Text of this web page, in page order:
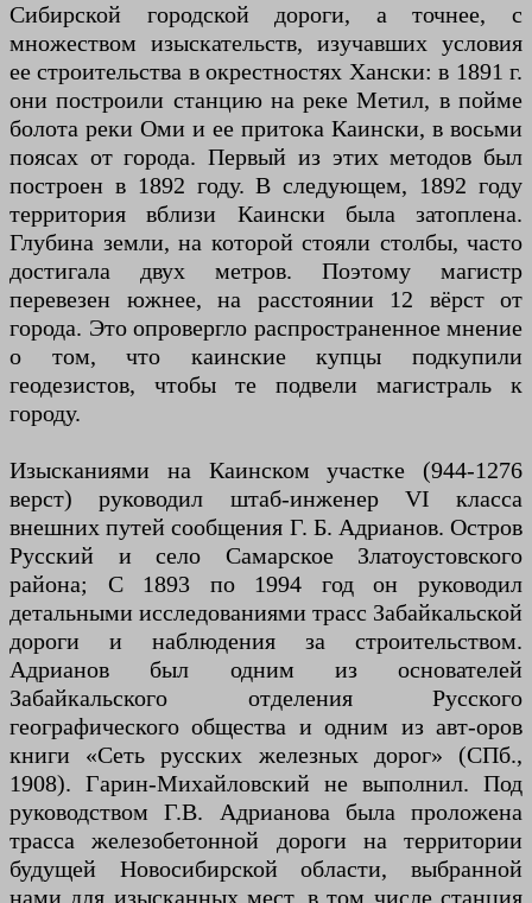
Сибирской городской дороги, а точнее, с
множеством изыскательств, изучавших условия
ее строительства в окрестностях Хански: в 1891 г.
они построили станцию ​​на реке Метил, в пойме
болота реки Оми и ее притока Каински, в восьми
поясах от города. Первый из этих методов был
построен в 1892 году. В следующем, 1892 году
территория вблизи Каински была затоплена.
Глубина земли, на которой стояли столбы, часто
достигала двух метров. Поэтому магистр
перевезен южнее, на расстоянии 12 вёрст от
города. Это опровергло распространенное мнение
о том, что каинские купцы подкупили
геодезистов, чтобы те подвели магистраль к
городу.
Изысканиями на Каинском участке (944-1276
верст) руководил штаб-инженер VI класса
внешних путей сообщения Г. Б. Адрианов. Остров
Русский и село Самарское Златоустовского
района; С 1893 по 1994 год он руководил
детальными исследованиями трасс Забайкальской
дороги и наблюдения за строительством.
Адрианов был одним из основателей
Забайкальского отделения Русского
географического общества и одним из авт-оров
книги «Сеть русских железных дорог» (СПб.,
1908). Гарин-Михайловский не выполнил. Под
руководством Г.В. Адрианова была проложена
трасса железобетонной дороги на территории
будущей Новосибирской области, выбранной
нами для изысканных мест, в том числе станция